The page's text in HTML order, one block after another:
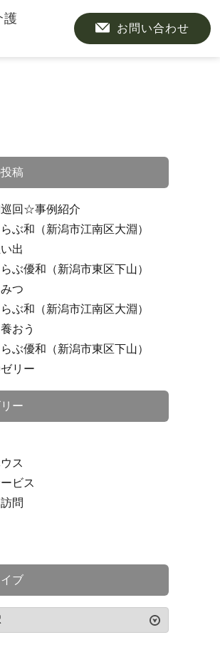
護
お問い合わせ
稿
回☆事例紹介
ぶ和（新潟市江南区大淵）
出
ぶ優和（新潟市東区下山）
つ
ぶ和（新潟市江南区大淵）
おう
ぶ優和（新潟市東区下山）
リー
ー
ス
ビス
問
ブ